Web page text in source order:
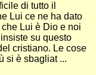
di tutto il
Lui ce ne ha dato
Lui è Dio e noi
su questo
cristiano. Le cose
si è sbagliat ...